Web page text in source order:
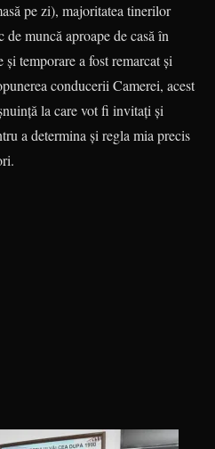
pe zi), majo­ritatea tinerilor
muncă aproa­pe de casă în
tempo­rare a fost remar­cat și
conducerii Camerei, acest
la care vot fi invitați și
a determina și regla mia precis